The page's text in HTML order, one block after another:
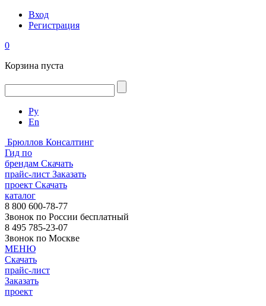
Вход
Регистрация
0
Корзина пуста
Ру
En
Брюллов Консалтинг
Гид по
брендам Скачать
прайс-лист Заказать
проект Скачать
каталог
8 800 600-78-77
Звонок по России бесплатный
8 495 785-23-07
Звонок по Москве
МЕНЮ
Скачать
прайс-лист
Заказать
проект